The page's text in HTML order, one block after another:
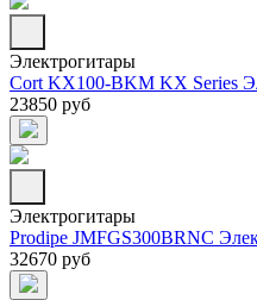
Электрогитары
Cort KX100-BKM KX Series
23850 руб
Электрогитары
Prodipe JMFGS300BRNC
32670 руб